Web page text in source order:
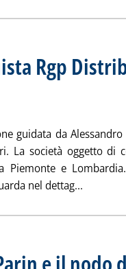
Rgp
punti vendita al Nord
20 luglio 2026 alle 13.38.
guidata da
La società oggetto di
e
nel dettag...